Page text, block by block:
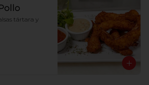
tártara y